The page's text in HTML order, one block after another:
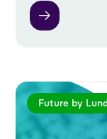
Future by